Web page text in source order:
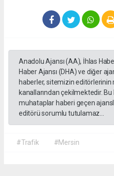
Anadolu Ajansı (AA), İhlas
Haber Ajansı (DHA) ve diğer
haberler, sitemizin
kanallarından çekilmektedir.
muhataplar haberi geçen
editörü sorumlu tutulamaz...
#Trafik #Mersin